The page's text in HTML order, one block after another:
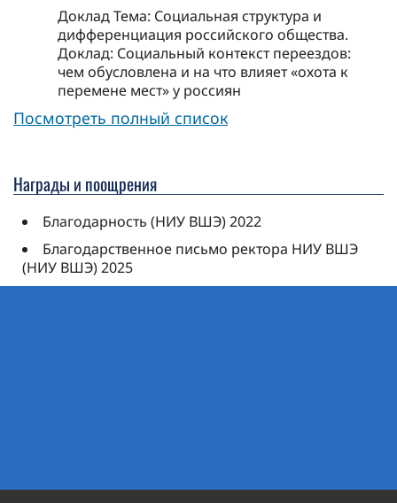
Доклад Тема: Социальная структура и
дифференциация российского общества.
Доклад: Социальный контекст переездов:
чем обусловлена и на что влияет «охота к
перемене мест» у россиян
Посмотреть полный список
Награды и поощрения
Благодарность (НИУ ВШЭ) 2022
Благодарственное письмо ректора НИУ ВШЭ
(НИУ ВШЭ) 2025